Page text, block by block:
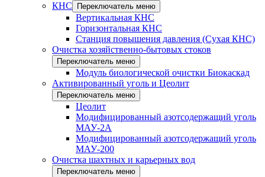
КНС
Переключатель меню
Вертикальная КНС
Горизонтальная КНС
Станция повышения давления (Сухая КНС)
Очистка хозяйственно-бытовых стоков
Переключатель меню
Модуль биологической очистки Биокаскад
Активированный уголь и Цеолит
Переключатель меню
Цеолит
Модифицированный азотсодержащий уголь
МАУ-2А
Модифицированный азотсодержащий уголь
МАУ-200
Очистка шахтных и карьерных вод
Переключатель меню